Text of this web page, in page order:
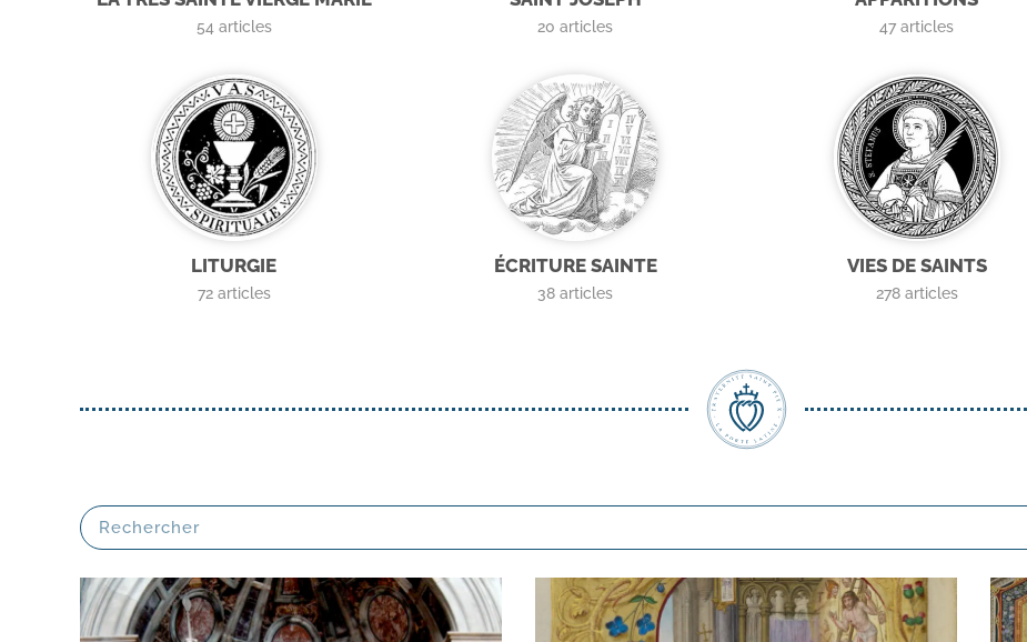
54 articles 20 articles 47 articles
LITURGIE
72articles
ÉCRITURE SAINTE
38 articles
VIES DE SAINTS
278articles